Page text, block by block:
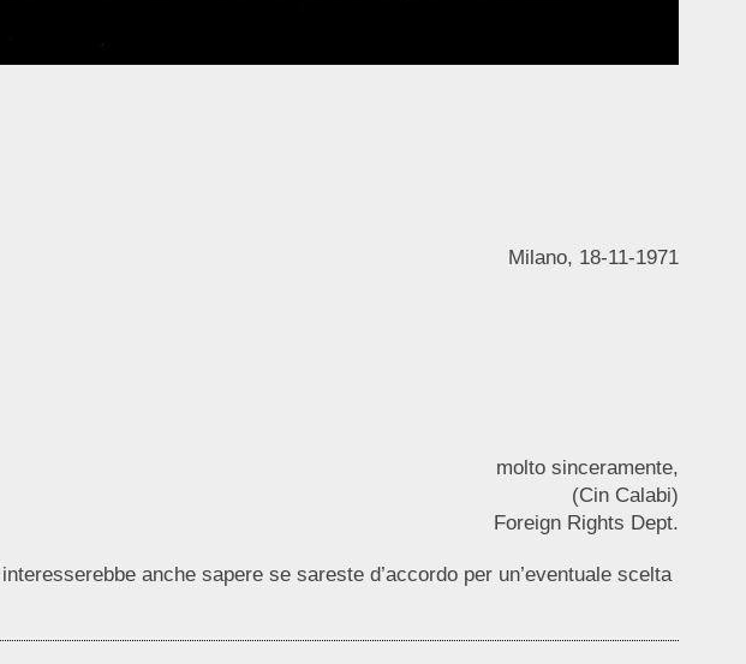
Milano, 18-11-1971
molto sinceramente,
(Cin Calabi)
Foreign Rights Dept.
anche sapere se sareste d’accordo per un’eventuale scelta